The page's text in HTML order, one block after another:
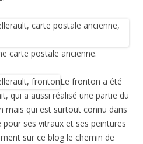
carte postale ancienne.
Le fronton a été
qui a aussi réalisé une partie du
mais qui est surtout connu dans
ses vitraux et ses peintures
sur ce blog le chemin de